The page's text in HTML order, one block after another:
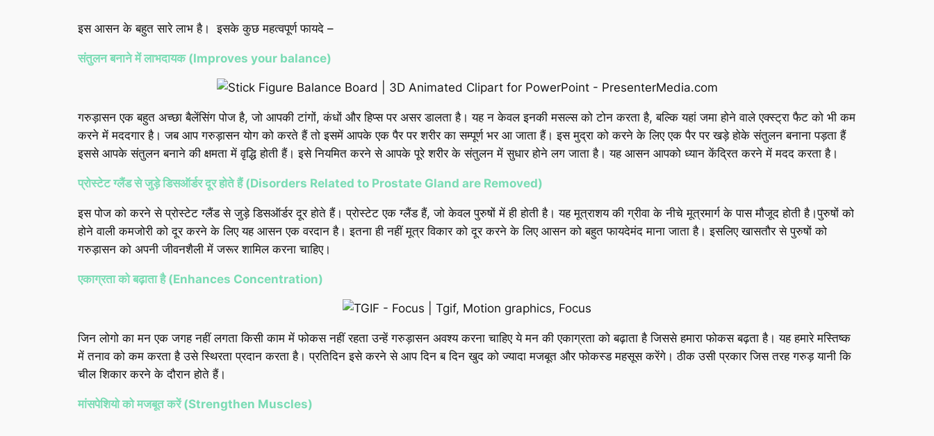
इस आसन के बहुत सारे लाभ है। इसके कुछ महत्वपूर्ण फायदे –
संतुलन बनाने में लाभदायक (Improves your balance)
गरुड़ासन एक बहुत अच्छा बैलेंसिंग पोज है, जो आपकी टांगों, कंधों और हिप्स पर असर डालता है। यह न केवल इनकी मसल्स को टोन करता है, बल्कि यहां जमा होने वाले एक्स्ट्रा फैट को भी कम
करने में मददगार है। जब आप गरुड़ासन योग को करते हैं तो इसमें आपके एक पैर पर शरीर का सम्पूर्ण भर आ जाता हैं। इस मुद्रा को करने के लिए एक पैर पर खड़े होके संतुलन बनाना पड़ता हैं
इससे आपके संतुलन बनाने की क्षमता में वृद्धि होती हैं। इसे नियमित करने से आपके पूरे शरीर के संतुलन में सुधार होने लग जाता है। यह आसन आपको ध्यान केंद्रित करने में मदद करता है।
प्रोस्टेट ग्लैंड से जुड़े डिसऑर्डर दूर होते हैं (Disorders Related to Prostate Gland are Removed)
इस पोज को करने से प्रोस्टेट ग्लैंड से जुड़े डिसऑर्डर दूर होते हैं। प्रोस्टेट एक ग्लैंड हैं, जो केवल पुरुषों में ही होती है। यह मूत्राशय की ग्रीवा के नीचे मूत्रमार्ग के पास मौजूद होती है।पुरुषों को
होने वाली कमजोरी को दूर करने के लिए यह आसन एक वरदान है। इतना ही नहीं मूत्र विकार को दूर करने के लिए आसन को बहुत फायदेमंद माना जाता है। इसलिए खासतौर से पुरुषों को
गरुड़ासन को अपनी जीवनशैली में जरूर शामिल करना चाहिए।
एकाग्रता को बढ़ाता है (Enhances Concentration)
जिन लोगो का मन एक जगह नहीं लगता किसी काम में फोकस नहीं रहता उन्हें गरुड़ासन अवश्य करना चाहिए ये मन की एकाग्रता को बढ़ाता है जिससे हमारा फोकस बढ़ता है। यह हमारे मस्तिष्क
में तनाव को कम करता है उसे स्थिरता प्रदान करता है। प्रतिदिन इसे करने से आप दिन ब दिन खुद को ज्यादा मजबूत और फोकस्ड महसूस करेंगे। ठीक उसी प्रकार जिस तरह गरुड़ यानी कि
चील शिकार करने के दौरान होते हैं।
मांसपेशियो को मजबूत करें (Strengthen Muscles)